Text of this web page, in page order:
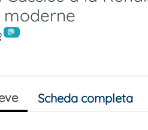
Scheda completa